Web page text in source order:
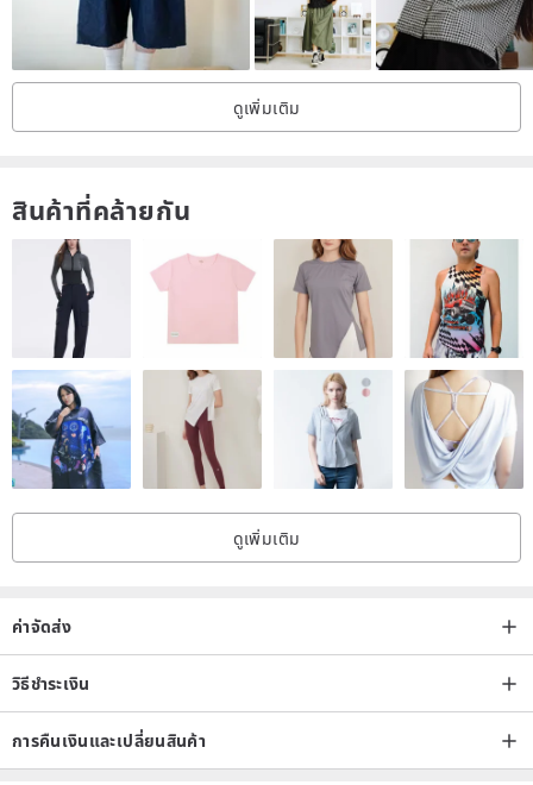
＊ Some countries in this design hall have not set international
shipping rates.
＊ The products have been sorted without destroying the flavor of
the ancients, please feel free to subscribe.
request a new product. Don't subscribe if you are faulty.
ดูเพิ่มเติม
สินค้าที่คล้ายกัน
ดูเพิ่มเติม
ค่าจัดส่ง
วิธีชำระเงิน
การคืนเงินและเปลี่ยนสินค้า